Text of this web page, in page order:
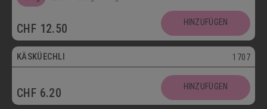
CHF 12.50 HINZUFÜGEN
Vegetarisch
KÄSKÜECHLI 1707
CHF 6.20 HINZUFÜGEN
Vegetarisch